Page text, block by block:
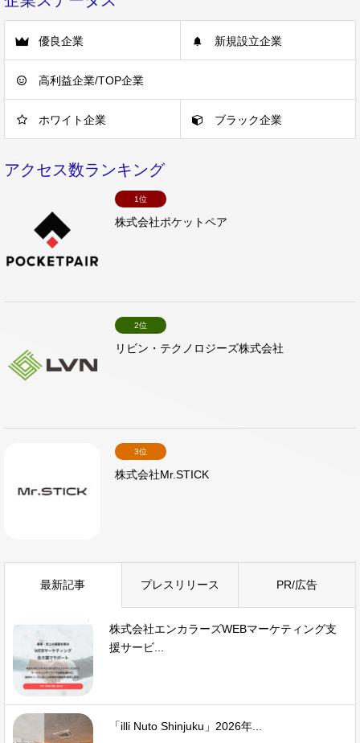
優良企業 新規設立企業
高利益企業/TOP企業
ホワイト企業 ブラック企業
アクセス数ランキング
1位
株式会社ポケットペア
2位
リビン・テクノロジーズ株式会社
3位
株式会社Mr.STICK
最新記事 プレスリリース PR/広告
株式会社エンカラーズWEBマーケティング支
援サービ...
「illi Nuto Shinjuku」2026年...